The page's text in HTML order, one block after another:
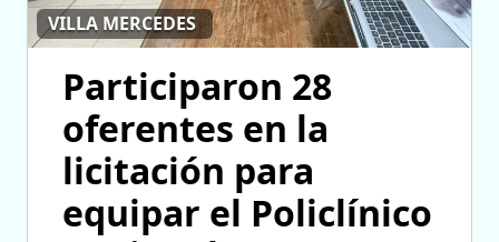
VILLA MERCEDES
Participaron 28
oferentes en la
licitación para
equipar el Policlínico